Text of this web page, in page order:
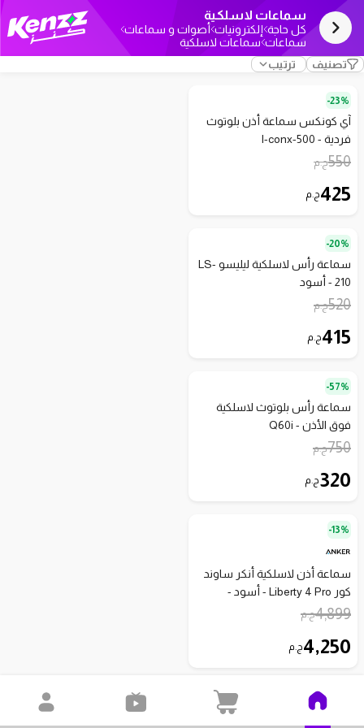
سماعات لاسلكية
كل حاجة إلكترونيات أصوات و سماعات
سماعات سماعات لاسلكية
تصنيف
ترتيب
23%-
آي كونكس سماعة أذن بلوتوث
فردية - I-conx-500
550ج.م
425ج.م
20%-
سماعة رأس لاسلكية ليليسو LS-
210 - أسود
520ج.م
415ج.م
57%-
سماعة رأس بلوتوث لاسلكية
فوق الأذن - Q60i
750ج.م
320ج.م
13%-
سماعة أذن لاسلكية أنكر ساوند
كور Liberty 4 Pro - أسود -
A3954H11 بدون ضمان
4,899ج.م
4,250ج.م
(
2
)
5.0